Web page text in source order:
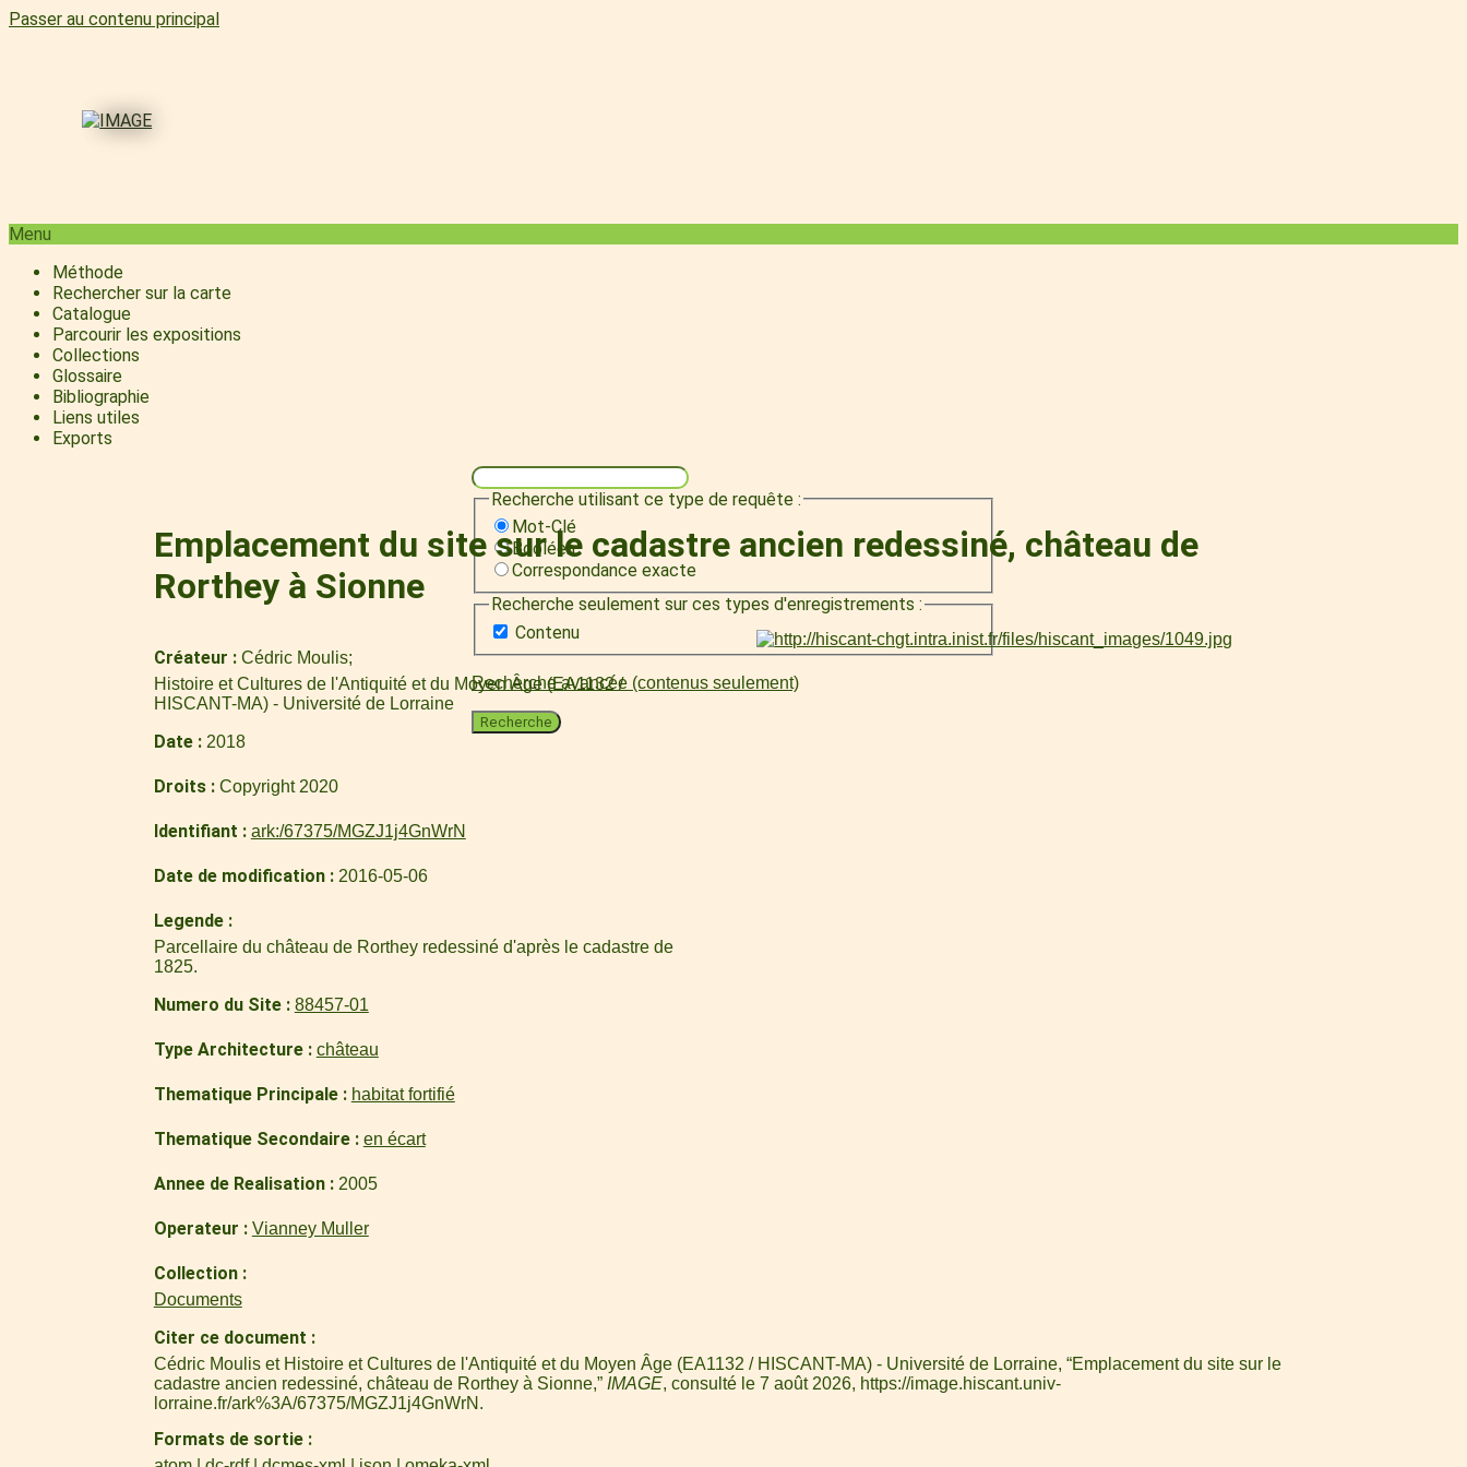
Passer au contenu principal
Menu
Méthode
Rechercher sur la carte
Catalogue
Parcourir les expositions
Collections
Glossaire
Bibliographie
Liens utiles
Exports
Recherche utilisant ce type de requête :
Mot-Clé
Booléen
Correspondance exacte
Recherche seulement sur ces types d'enregistrements :
Contenu
Recherche avancée (contenus seulement)
Recherche
Emplacement du site sur le cadastre ancien redessiné, château de
Rorthey à Sionne
Créateur
Cédric Moulis
Histoire et Cultures de l'Antiquité et du Moyen Âge (EA1132 /
HISCANT-MA) - Université de Lorraine
Date 2018
Droits Copyright 2020
Identifiant ark:/67375/MGZJ1j4GnWrN
Date de modification 2016-05-06
Legende
Parcellaire du château de Rorthey redessiné d'après le cadastre de
1825.
Numero du Site 88457-01
Type Architecture château
Thematique Principale habitat fortifié
Thematique Secondaire en écart
Annee de Realisation 2005
Operateur Vianney Muller
Collection
Documents
Citer ce document
Cédric Moulis et Histoire et Cultures de l'Antiquité et du Moyen Âge (EA1132 / HISCANT-MA) - Université de Lorraine, “Emplacement du site sur le
cadastre ancien redessiné, château de Rorthey à Sionne,” IMAGE, consulté le 7 août 2026, https://image.hiscant.univ-
lorraine.fr/ark%3A/67375/MGZJ1j4GnWrN .
Formats de sortie